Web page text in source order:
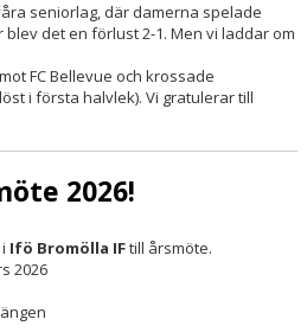
seniorlag, där damerna spelade
det en förlust 2-1. Men vi laddar om
FC Bellevue och krossade
i första halvlek). Vi gratulerar till
2026!
Ifö Bromölla IFtill årsmöte.
2026